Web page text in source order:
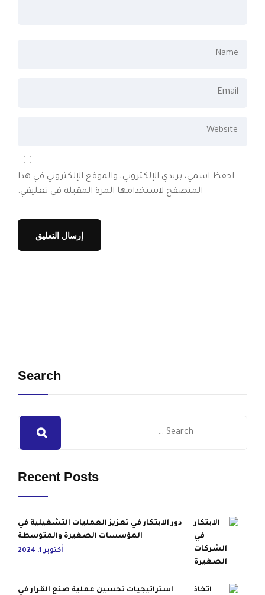
احفظ اسمي، بريدي الإلكتروني، والموقع الإلكتروني في هذا
المتصفح لاستخدامها المرة المقبلة في تعليقي.
Search
Recent Posts
دور الابتكار في تعزيز العمليات التشغيلية في
المؤسسات الصغيرة والمتوسطة
أكتوبر 1, 2024
استراتيجيات تحسين عملية صنع القرار في